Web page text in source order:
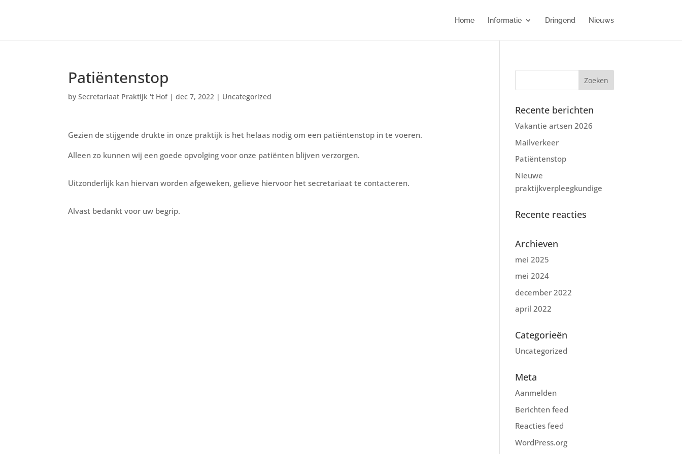
Home Informatie Dringend Nieuws
Patiëntenstop
bySecretariaat Praktijk 't Hof|dec 7, 2022 | Uncategorized
Gezien de stijgende drukte in onze praktijk is het helaas nodig om een patiëntenstop in te voeren.
Alleen zo kunnen wij een goede opvolging voor onze patiënten blijven verzorgen.
Uitzonderlijk kan hiervan worden afgeweken, gelieve hiervoor het secretariaat te contacteren.
Alvast bedankt voor uw begrip.
Recente berichten
Vakantie artsen 2026
Mailverkeer
Patiëntenstop
Nieuwe
praktijkverpleegkundige
Recente reacties
Archieven
mei 2025
mei 2024
december 2022
april 2022
Categorieën
Uncategorized
Meta
Aanmelden
Berichten feed
Reacties feed
WordPress.org